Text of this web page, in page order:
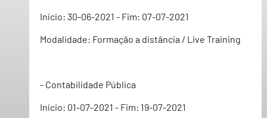
Início: 30-06-2021 - Fim: 07-07-2021
Modalidade: Formação a distância / Live Training
- Contabilidade Pública
Início: 01-07-2021 - Fim: 19-07-2021